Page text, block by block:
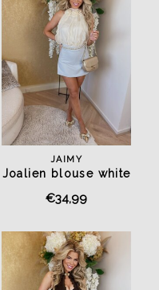
JAIMY
Joalien blouse white
€34,99